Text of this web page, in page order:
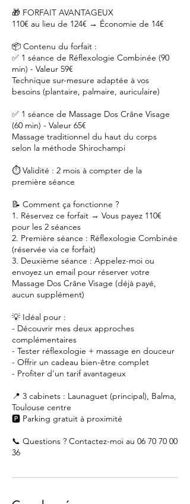
🎁 FORFAIT AVANTAGEUX
110€ au lieu de 124€ → Économie de 14€
📦 Contenu du forfait :
✅ 1 séance de Réflexologie Combinée (90
min) - Valeur 59€
Technique sur-mesure adaptée à vos
besoins (plantaire, palmaire, auriculaire)
✅ 1 séance de Massage Dos Crâne Visage
(60 min) - Valeur 65€
Massage traditionnel du haut du corps
selon la méthode Shirochampi
⏱️ Validité : 2 mois à compter de la
première séance
📝 Comment ça fonctionne ?
1. Réservez ce forfait → Vous payez 110€
pour les 2 séances
2. Première séance : Réflexologie Combinée
(réservée via ce forfait)
3. Deuxième séance : Appelez-moi ou
envoyez un email pour réserver votre
Massage Dos Crâne Visage (déjà payé,
aucun supplément)
💡 Idéal pour :
- Découvrir mes deux approches
complémentaires
- Tester réflexologie + massage en douceur
- Offrir un cadeau bien-être complet
- Profiter d'un tarif avantageux
📍 3 cabinets : Launaguet (principal), Balma,
Toulouse centre
🅿️ Parking gratuit à proximité
📞 Questions ? Contactez-moi au 06 70 70 00
36